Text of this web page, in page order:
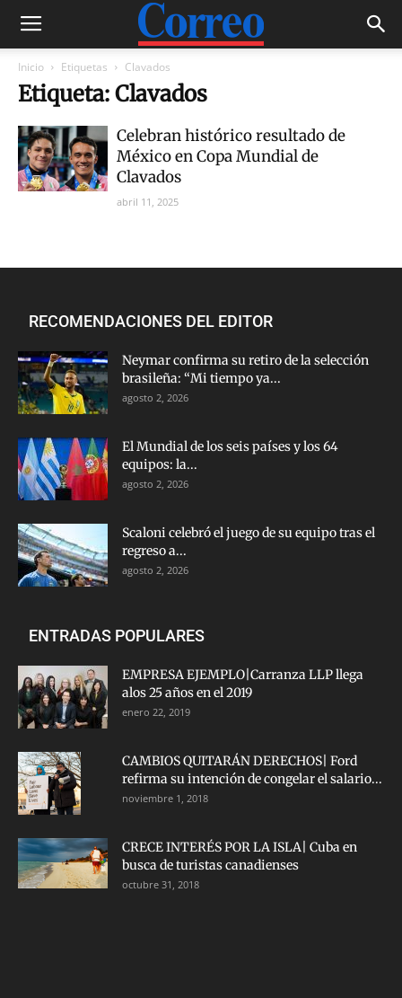
Inicio Etiquetas Clavados
Etiqueta: Clavados
Celebran histórico resultado de
México en Copa Mundial de
Clavados
abril 11, 2025
RECOMENDACIONES DEL EDITOR
Neymar confirma su retiro de la selección
brasileña: “Mi tiempo ya...
agosto 2, 2026
El Mundial de los seis países y los 64
equipos: la...
agosto 2, 2026
Scaloni celebró el juego de su equipo tras el
regreso a...
agosto 2, 2026
ENTRADAS POPULARES
EMPRESA EJEMPLO|Carranza LLP llega
alos 25 años en el 2019
enero 22, 2019
CAMBIOS QUITARÁN DERECHOS| Ford
refirma su intención de congelar el salario...
noviembre 1, 2018
CRECE INTERÉS POR LA ISLA| Cuba en
busca de turistas canadienses
octubre 31, 2018